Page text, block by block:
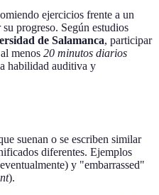
ejercicios frente a un
progreso. Según estudios
de Salamanca, participar
menos 20 minutos diarios
habilidad auditiva y
suenan o se escriben similar
diferentes. Ejemplos
y "embarrassed"
).